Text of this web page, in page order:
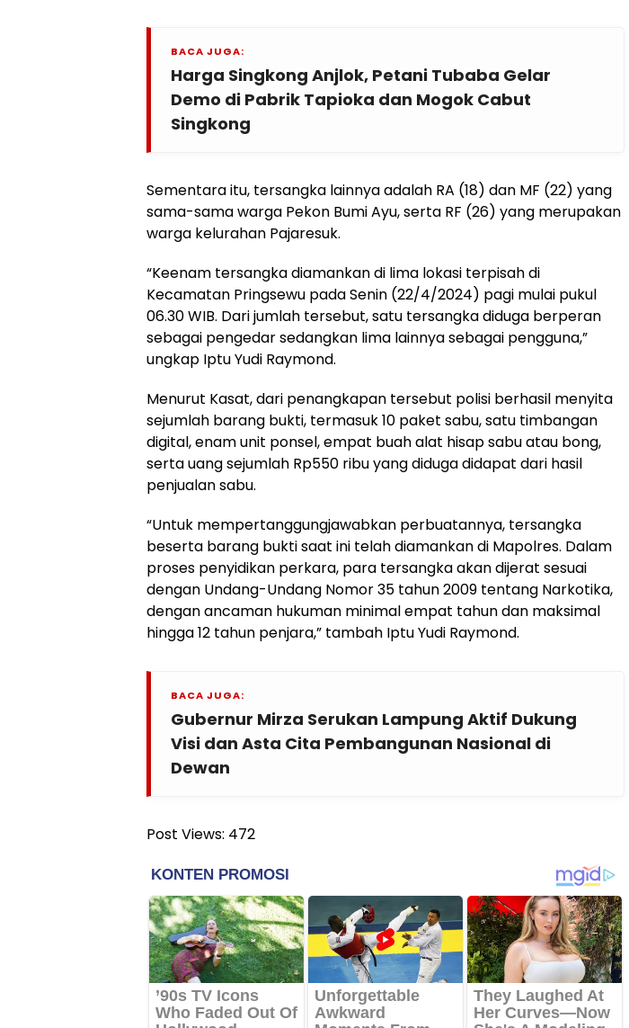
BACA JUGA:
Harga Singkong Anjlok, Petani Tubaba Gelar
Demo di Pabrik Tapioka dan Mogok Cabut
Singkong
Sementara itu, tersangka lainnya adalah RA (18) dan MF (22) yang
sama-sama warga Pekon Bumi Ayu, serta RF (26) yang merupakan
warga kelurahan Pajaresuk.
“Keenam tersangka diamankan di lima lokasi terpisah di
Kecamatan Pringsewu pada Senin (22/4/2024) pagi mulai pukul
06.30 WIB. Dari jumlah tersebut, satu tersangka diduga berperan
sebagai pengedar sedangkan lima lainnya sebagai pengguna,”
ungkap Iptu Yudi Raymond.
Menurut Kasat, dari penangkapan tersebut polisi berhasil menyita
sejumlah barang bukti, termasuk 10 paket sabu, satu timbangan
digital, enam unit ponsel, empat buah alat hisap sabu atau bong,
serta uang sejumlah Rp550 ribu yang diduga didapat dari hasil
penjualan sabu.
“Untuk mempertanggungjawabkan perbuatannya, tersangka
beserta barang bukti saat ini telah diamankan di Mapolres. Dalam
proses penyidikan perkara, para tersangka akan dijerat sesuai
dengan Undang-Undang Nomor 35 tahun 2009 tentang Narkotika,
dengan ancaman hukuman minimal empat tahun dan maksimal
hingga 12 tahun penjara,” tambah Iptu Yudi Raymond.
BACA JUGA:
Gubernur Mirza Serukan Lampung Aktif Dukung
Visi dan Asta Cita Pembangunan Nasional di
Dewan
Post Views: 472